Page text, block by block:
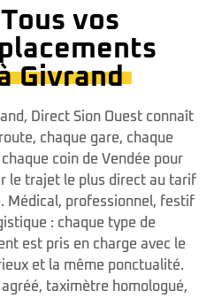
Tous vos
Givrand
Direct Sion Ouest connaît
chaque gare, chaque
coin de Vendée pour
le trajet le plus direct au tarif
Médical, professionnel, festif
: chaque type de
est pris en charge avec le
et la même ponctualité.
taximètre homologué,